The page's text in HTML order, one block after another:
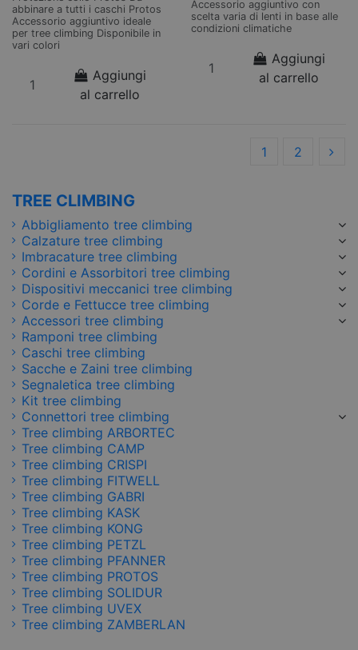
abbinare a tutti i caschi Protos
Accessorio aggiuntivo ideale
per tree climbing Disponibile in
vari colori
Aggiungi
al carrello
Accessorio aggiuntivo con
scelta varia di lenti in base alle
condizioni climatiche
Aggiungi
al carrello
1 2
TREE CLIMBING
Abbigliamento tree climbing
Calzature tree climbing
Imbracature tree climbing
Cordini e Assorbitori tree climbing
Dispositivi meccanici tree climbing
Corde e Fettucce tree climbing
Accessori tree climbing
Ramponi tree climbing
Caschi tree climbing
Sacche e Zaini tree climbing
Segnaletica tree climbing
Kit tree climbing
Connettori tree climbing
Tree climbing ARBORTEC
Tree climbing CAMP
Tree climbing CRISPI
Tree climbing FITWELL
Tree climbing GABRI
Tree climbing KASK
Tree climbing KONG
Tree climbing PETZL
Tree climbing PFANNER
Tree climbing PROTOS
Tree climbing SOLIDUR
Tree climbing UVEX
Tree climbing ZAMBERLAN